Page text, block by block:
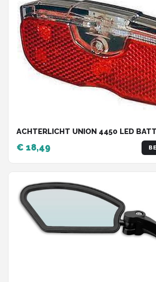
ACHTERLICHT UNION 4450 LED
€ 18,49